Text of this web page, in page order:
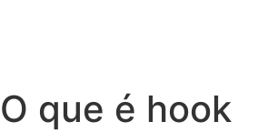
O que é hook